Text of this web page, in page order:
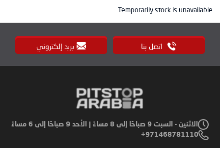
Temporarily stock is unavailable
اتصل بنا بريد إلكتروني
الاثنين - السبت 9 صباحًا إلى 8 مساءً | الأحد 9 صباحًا إلى 6 مساءً
971468781110+